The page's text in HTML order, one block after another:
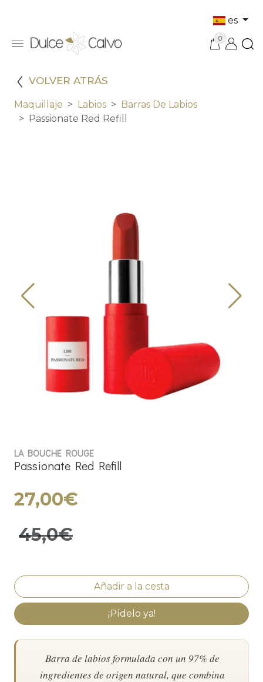
es
0
VOLVER ATRÁS
Maquillaje Labios
Barras De Labios
Passionate Red Refill
LA BOUCHE ROUGE
Passionate Red Refill
27,00€
45,0€
¡Pídelo ya!
Barra de labios formulada con un 97% de
ingredientes de origen natural, que combina